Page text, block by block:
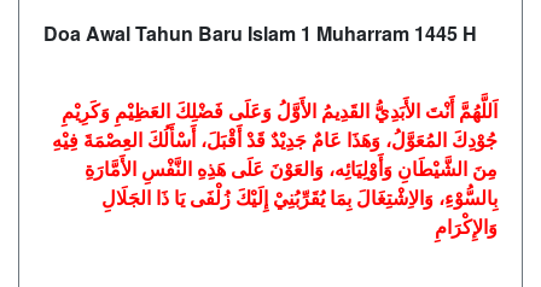
Doa Awal Tahun Baru Islam 1 Muharram 1445 H
اَللَّهُمَّ أَنْتَ الأَبَدِيُّ القَدِيمُ الأَوَّلُ وَعَلَى فَضْلِكَ العَظِيْمِ وَكَرِيْمِ
جُوْدِكَ المُعَوَّلُ، وَهَذَا عَامٌ جَدِيْدٌ قَدْ أَقْبَلَ، أَسْأَلُكَ العِصْمَةَ فِيْهِ
مِنَ الشَّيْطَانِ وَأَوْلِيَائِه، وَالعَوْنَ عَلَى هَذِهِ النَّفْسِ الأَمَّارَةِ
بِالسُّوْءِ، وَالاِشْتِغَالَ بِمَا يُقَرِّبُنِيْ إِلَيْكَ زُلْفَى يَا ذَا الجَلَالِ
وَالإِكْرَامِ